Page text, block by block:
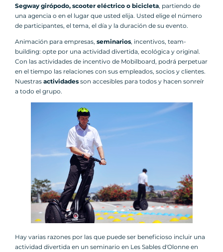
Segway girópodo, scooter eléctrico o bicicleta, partiendo de
una agencia o en el lugar que usted elija. Usted elige el número
de participantes, el tema, el día y la duración de su evento.
Animación para empresas, seminarios, incentivos, team-
building: opte por una actividad divertida, ecológica y original.
Con las actividades de incentivo de Mobilboard, podrá perpetuar
en el tiempo las relaciones con sus empleados, socios y clientes.
Nuestras actividades son accesibles para todos y hacen sonreír
a todo el grupo.
Hay varias razones por las que puede ser beneficioso incluir una
actividad divertida en un seminario en Les Sables d'Olonne en